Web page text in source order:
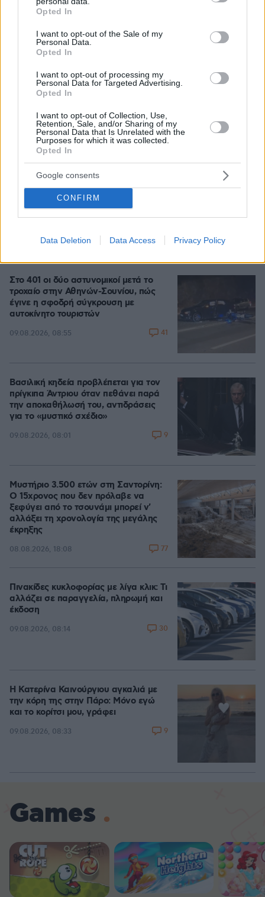
grant or deny consent to Google and its third-party tags to
use your data for below specified purposes in below Google
consent section.
Opted In
I want to opt-out of the Sale of my
Personal Data.
Opted In
I want to opt-out of processing my
Personal Data for Targeted Advertising.
Opted In
I want to opt-out of Collection, Use,
Retention, Sale, and/or Sharing of my
Personal Data that Is Unrelated with the
Purposes for which it was collected.
Opted In
Google consents
CONFIRM
Data Deletion Data Access Privacy Policy
τον 13χρονο Λιονέλ από το χέρι και άλλαξε την
ιστορία του ποδοσφαίρου με μια υπογραφή σε...
χαρτοπετσέτα
08.08.2026, 21:43
Εγκαταλείπει το κόμμα Καρυστιανού
και ο επιχειρηματίας Νίκος
Μπρουτζάκης: Καταγγέλλει κλειστή
κάστα, «λένε προδότες και
08.08.2026, 18:48
Στο 401 οι δύο αστυνομικοί μετά το
τροχαίο στην Αθηνών-Σουνίου, πώς
έγινε η σφοδρή σύγκρουση με
αυτοκίνητο τουριστών
09.08.2026, 08:55 41
Βασιλική κηδεία προβλέπεται για τον
πρίγκιπα Άντριου όταν πεθάνει παρά
την αποκαθήλωσή του, αντιδράσεις
για το «μυστικό σχέδιο»
09.08.2026, 08:01 9
Μυστήριο 3.500 ετών στη Σαντορίνη:
Ο 15χρονος που δεν πρόλαβε να
ξεφύγει από το τσουνάμι μπορεί ν'
αλλάξει τη χρονολογία της μεγάλης
έκρηξης
08.08.2026, 18:08 77
Πινακίδες κυκλοφορίας με λίγα κλικ: Τι
αλλάζει σε παραγγελία, πληρωμή και
έκδοση
09.08.2026, 08:14 30
Η Κατερίνα Καινούργιου αγκαλιά με
την κόρη της στην Πάρο: Μόνο εγώ
και το κορίτσι μου, γράφει
09.08.2026, 08:33 9
Games